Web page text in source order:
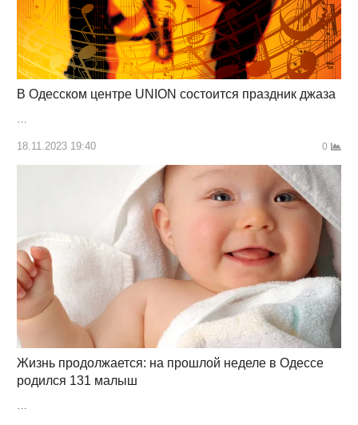
В Одесском центре UNION состоится праздник джаза
…
18.11.2023 19:40 0
Жизнь продолжается: на прошлой неделе в Одессе
родился 131 малыш